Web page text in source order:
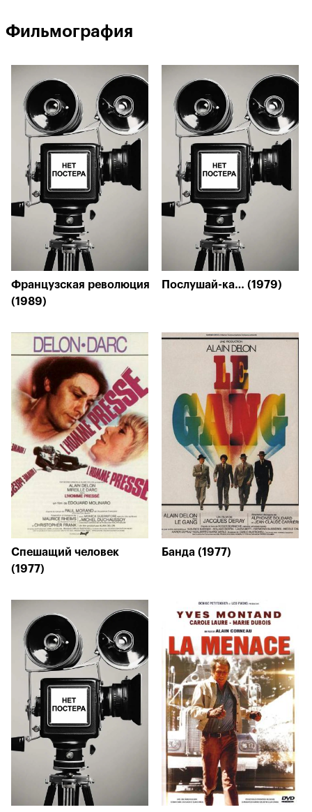
Фильмография
Французская революция
(1989)
Послушай-ка… (1979)
Спешащий человек
(1977)
Банда (1977)